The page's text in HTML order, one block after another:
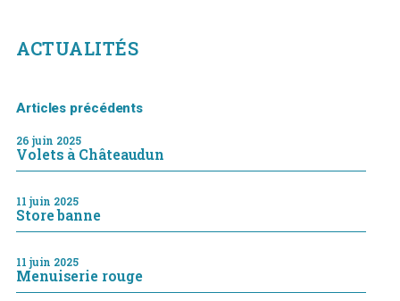
ACTUALITÉS
Articles précédents
26 juin 2025
Volets à Châteaudun
11 juin 2025
Store banne
11 juin 2025
Menuiserie rouge